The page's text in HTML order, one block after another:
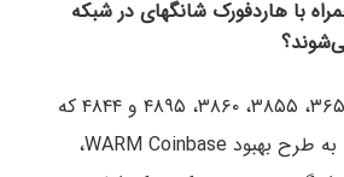
با هاردفورک شانگهای در شبکه
پنج EIP با شماره‌های ۳۶۵‍‍۱، ۳۸۵۵، ۳۸۶۰، ۴۸۹۵ و ۴۸۴۴ که
محتوای آن‌ها به ترتیب به طرح بهبود WARM Coinbase،